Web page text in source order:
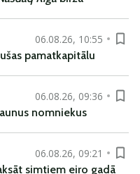
06.08.26, 10:55
pamatkapitālu
06.08.26, 09:36
nomniekus
06.08.26, 09:21
simtiem eiro gadā